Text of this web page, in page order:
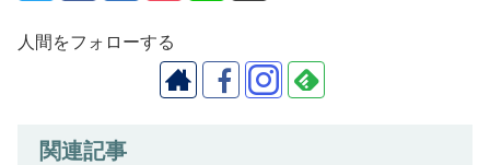
人間をフォローする
関連記事